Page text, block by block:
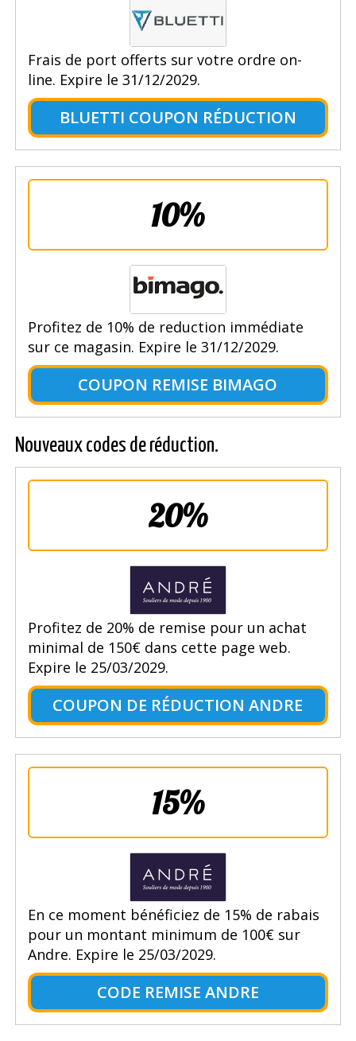
Frais de port offerts sur votre ordre on-
line. Expire le 31/12/2029.
BLUETTI COUPON RÉDUCTION
10%
Profitez de 10% de reduction immédiate
sur ce magasin. Expire le 31/12/2029.
COUPON REMISE BIMAGO
Nouveaux codes de réduction.
20%
Profitez de 20% de remise pour un achat
minimal de 150€ dans cette page web.
Expire le 25/03/2029.
COUPON DE RÉDUCTION ANDRE
15%
En ce moment bénéficiez de 15% de rabais
pour un montant minimum de 100€ sur
Andre. Expire le 25/03/2029.
CODE REMISE ANDRE